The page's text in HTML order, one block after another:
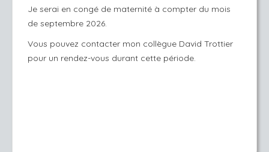
Je serai en congé de maternité à compter du mois
de septembre 2026.
Vous pouvez contacter mon collègue David Trottier
pour un rendez-vous durant cette période.